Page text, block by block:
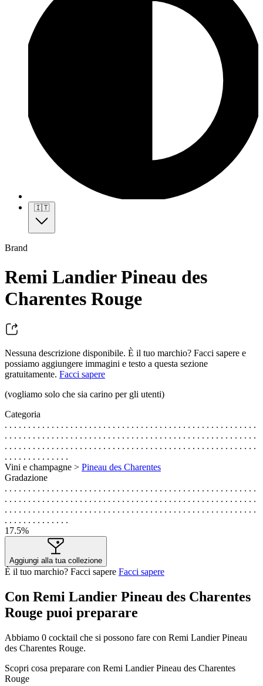
🇮🇹
Brand
Remi Landier Pineau des
Charentes Rouge
Nessuna descrizione disponibile. È il tuo marchio? Facci sapere e
possiamo aggiungere immagini e testo a questa sezione
gratuitamente. Facci sapere
(vogliamo solo che sia carino per gli utenti)
Categoria
. . . . . . . . . . . . . . . . . . . . . . . . . . . . . . . . . . . . . . . . . . . . . . . . . . . . . .
. . . . . . . . . . . . . . . . . . . . . . . . . . . . . . . . . . . . . . . . . . . . . . . . . . . . . .
. . . . . . . . . . . . . . . . . . . . . . . . . . . . . . . . . . . . . . . . . . . . . . . . . . . . . .
. . . . . . . . . . . . . .
Vini e champagne > Pineau des Charentes
Gradazione
. . . . . . . . . . . . . . . . . . . . . . . . . . . . . . . . . . . . . . . . . . . . . . . . . . . . . .
. . . . . . . . . . . . . . . . . . . . . . . . . . . . . . . . . . . . . . . . . . . . . . . . . . . . . .
. . . . . . . . . . . . . . . . . . . . . . . . . . . . . . . . . . . . . . . . . . . . . . . . . . . . . .
. . . . . . . . . . . . . .
17.5%
Aggiungi alla tua collezione
È il tuo marchio? Facci sapere Facci sapere
Con Remi Landier Pineau des Charentes
Rouge puoi preparare
Abbiamo 0 cocktail che si possono fare con Remi Landier Pineau
des Charentes Rouge.
Scopri cosa preparare con Remi Landier Pineau des Charentes
Rouge